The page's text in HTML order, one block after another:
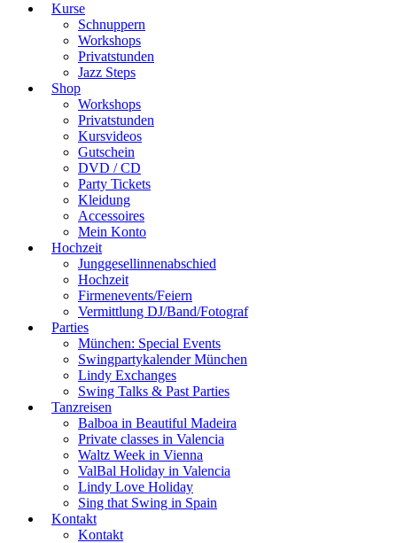
Kurse
Schnuppern
Workshops
Privatstunden
Jazz Steps
Shop
Workshops
Privatstunden
Kursvideos
Gutschein
DVD / CD
Party Tickets
Kleidung
Accessoires
Mein Konto
Hochzeit
Junggesellinnenabschied
Hochzeit
Firmenevents/Feiern
Vermittlung DJ/Band/Fotograf
Parties
München: Special Events
Swingpartykalender München
Lindy Exchanges
Swing Talks & Past Parties
Tanzreisen
Balboa in Beautiful Madeira
Private classes in Valencia
Waltz Week in Vienna
ValBal Holiday in Valencia
Lindy Love Holiday
Sing that Swing in Spain
Kontakt
Kontakt